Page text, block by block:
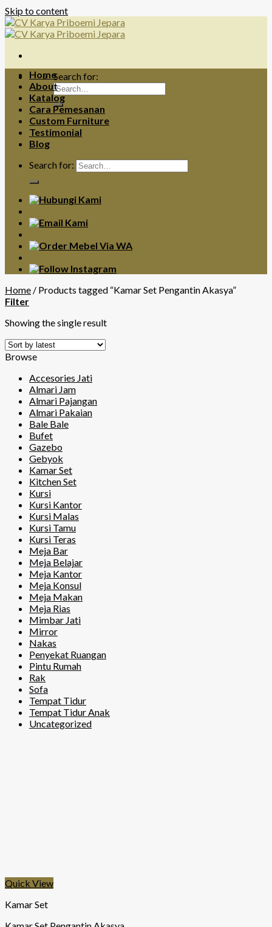
Skip to content
Search for:
Home
About
Katalog
Cara Pemesanan
Custom Furniture
Testimonial
Blog
Search for:
Home / Products tagged “Kamar Set Pengantin Akasya”
Filter
Showing the single result
Browse
Accesories Jati
Almari Jam
Almari Pajangan
Almari Pakaian
Bale Bale
Bufet
Gazebo
Gebyok
Kamar Set
Kitchen Set
Kursi
Kursi Kantor
Kursi Malas
Kursi Tamu
Kursi Teras
Meja Bar
Meja Belajar
Meja Kantor
Meja Konsul
Meja Makan
Meja Rias
Mimbar Jati
Mirror
Nakas
Penyekat Ruangan
Pintu Rumah
Rak
Sofa
Tempat Tidur
Tempat Tidur Anak
Uncategorized
Quick View
Kamar Set